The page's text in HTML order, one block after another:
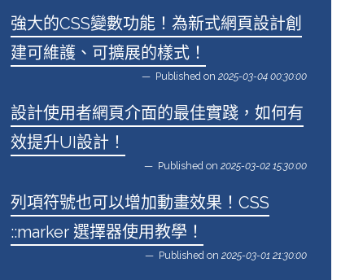
強大的CSS變數功能！為新式網頁設計創
建可維護、可擴展的樣式！
Published on 2025-03-04 00:30:00
設計使用者網頁介面的最佳實踐，如何有
效提升UI設計！
Published on 2025-03-02 15:30:00
列項符號也可以增加動畫效果！CSS
::marker 選擇器使用教學！
Published on 2025-03-01 21:30:00